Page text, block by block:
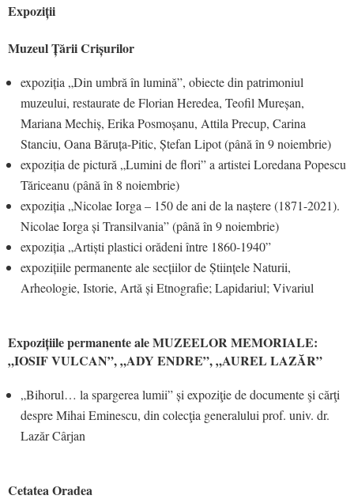
Expoziții
Muzeul Țării Crișurilor
expoziția „Din umbră în lumină”, obiecte din patrimoniul
muzeului, restaurate de Florian Heredea, Teofil Mureșan,
Mariana Mechiș, Erika Posmoșanu, Attila Precup, Carina
Stanciu, Oana Băruța-Pitic, Ștefan Lipot (până în 9 noiembrie)
expoziția de pictură „Lumini de flori” a artistei Loredana Popescu
Tăriceanu (până în 8 noiembrie)
expoziția „Nicolae Iorga – 150 de ani de la naștere (1871-2021).
Nicolae Iorga și Transilvania” (până în 9 noiembrie)
expoziția „Artiști plastici orădeni între 1860-1940”
expozițiile permanente ale secțiilor de Științele Naturii,
Arheologie, Istorie, Artă și Etnografie; Lapidariul; Vivariul
Expozițiile permanente ale MUZEELOR MEMORIALE:
„IOSIF VULCAN”, „ADY ENDRE”, „AUREL LAZĂR”
„Bihorul… la spargerea lumii” și expoziţie de documente şi cărţi
despre Mihai Eminescu, din colecţia generalului prof. univ. dr.
Lazăr Cârjan
Cetatea Oradea